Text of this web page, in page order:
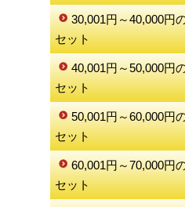
30,001円～40,000円
セット
40,001円～50,000円
セット
50,001円～60,000円
セット
60,001円～70,000円
セット